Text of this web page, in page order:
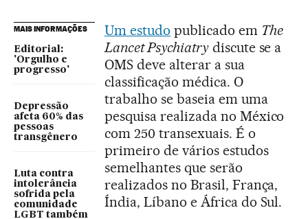
MAIS INFORMAÇÕES
Editorial:
'Orgulho e
progresso'
Depressão
afeta 60% das
pessoas
transgênero
Luta contra
intolerância
sofrida pela
comunidade
LGBT também
Um estudo publicado em The
Lancet Psychiatrydiscute se a
OMS deve alterar a sua
classificação médica. O
trabalho se baseia em uma
pesquisa realizada no México
com 250 transexuais. É o
primeiro de vários estudos
semelhantes que serão
realizados no Brasil, França,
Índia, Líbano e África do Sul.